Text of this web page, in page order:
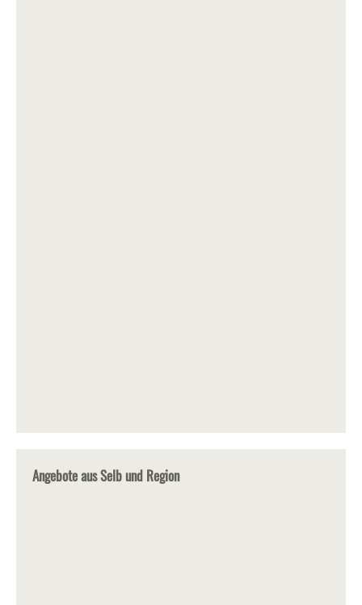
Angebote aus Selb und Region